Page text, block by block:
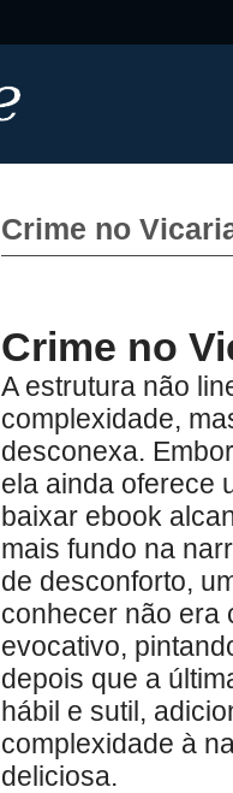
Crime no
Crime no
A estrutura não
complexidade,
desconexa.
ela ainda oferece
baixar ebook
mais fundo na
de desconforto,
conhecer não era
evocativo,
depois que a
hábil e sutil,
complexidade à
deliciosa.